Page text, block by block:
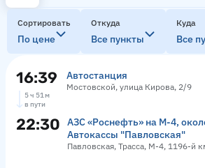
Сортировать
По цене
Откуда
Все пункты
Куда
Все
16:39 Автостанция
Мостовской, улица Кирова, 2/9
5 ч 51 м
в пути
22:30
АЗС «Роснефть» на М-4,
Автокассы "Павловская"
Павловская, Трасса, М-4, 1196-й